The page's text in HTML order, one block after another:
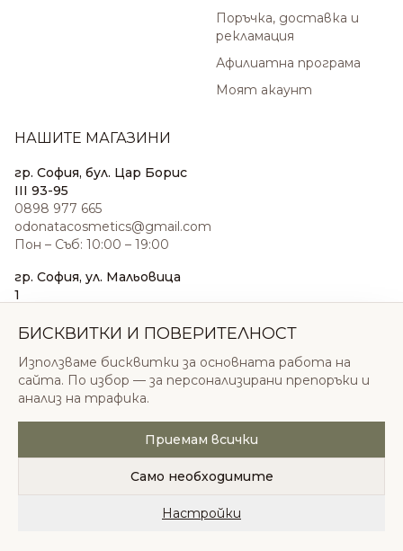
Поръчка, доставка и
рекламация
Афилиатна програма
Моят акаунт
НАШИТЕ МАГАЗИНИ
гр. София, бул. Цар Борис
III 93-95
0898 977 665
odonatacosmetics@gmail.com
Пон – Съб: 10:00 – 19:00
гр. София, ул. Мальовица
1
sales@odonatacosmetics.com
Нед: 11:00 – 18:00
© 2026 Одоната Козметикс ООД. Всички права
запазени.
Политика за поверителностОбщи условия
БИСКВИТКИ И ПОВЕРИТЕЛНОСТ
Използваме бисквитки за основната работа на
сайта. По избор — за персонализирани препоръки и
анализ на трафика.
Приемам всички
Само необходимите
Настройки